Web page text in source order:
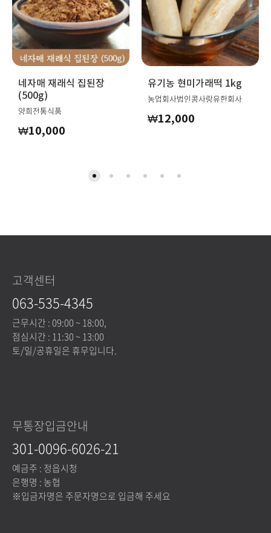
네자매 재래식 집된장
(500g)
양희전통식품
₩10,000
유기농 현미가래떡 1kg
농업회사법인콩사랑유한회사
₩12,000
고객센터
063-535-4345
근무시간 : 09:00 ~ 18:00,
점심시간 : 11:30 ~ 13:00
토/일/공휴일은 휴무입니다.
무통장입금안내
301-0096-6026-21
예금주 : 정읍시청
은행명 : 농협
※입금자명은 주문자명으로 입금해 주세요